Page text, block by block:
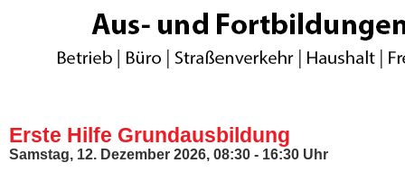
Erste Hilfe Grundausbildung
Samstag, 12. Dezember 2026, 08:30 - 16:30 Uhr